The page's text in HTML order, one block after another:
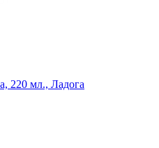
220 мл., Ладога